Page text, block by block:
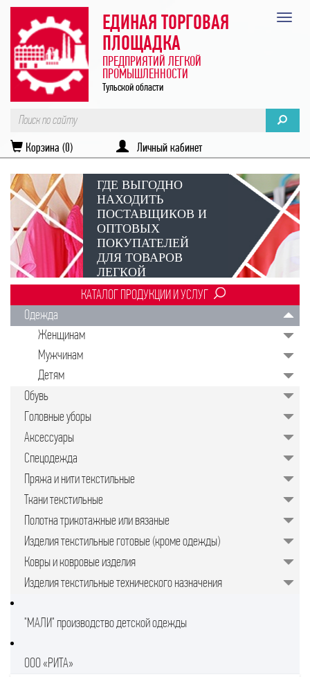
ЕДИНАЯ ТОРГОВАЯ
ПЛОЩАДКА
ПРЕДПРИЯТИЙ ЛЕГКОЙ
ПРОМЫШЛЕННОСТИ
Тульской области
Корзина (0) Личный кабинет
ГДЕ ВЫГОДНО
НАХОДИТЬ
ПОСТАВЩИКОВ И
ОПТОВЫХ
ПОКУПАТЕЛЕЙ
ДЛЯ ТОВАРОВ
ЛЕГКОЙ
ПРОМЫШЛЕННОСТИ?
Век онлайн-коммуникаций
руководителей предприятий,
КАТАЛОГ ПРОДУКЦИИ И УСЛУГ
Одежда
Женщинам
Мужчинам
Детям
Обувь
Головные уборы
Аксессуары
Спецодежда
Пряжа и нити текстильные
Ткани текстильные
Полотна трикотажные или вязаные
Изделия текстильные готовые (кроме одежды)
Ковры и ковровые изделия
Изделия текстильные технического назначения
"МАЛИ" производство детской одежды
ООО «РИТА»